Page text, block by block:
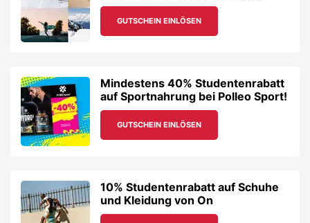
GUTSCHEIN EINLÖSEN
Mindestens 40% Studentenrabatt
auf Sportnahrung bei Polleo Sport!
GUTSCHEIN EINLÖSEN
10% Studentenrabatt auf Schuhe
und Kleidung von On